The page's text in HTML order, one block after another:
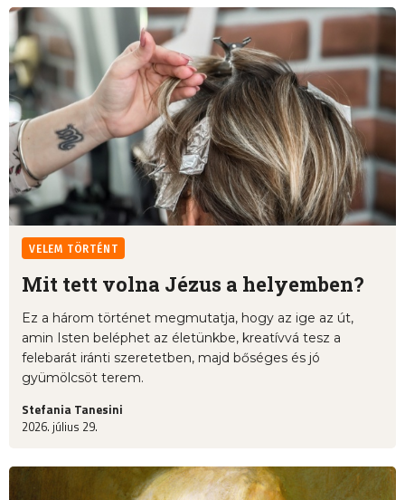
VELEM TÖRTÉNT
Mit tett volna Jézus a helyemben?
Ez a három történet megmutatja, hogy az ige az út,
amin Isten beléphet az életünkbe, kreatívvá tesz a
felebarát iránti szeretetben, majd bőséges és jó
gyümölcsöt terem.
Stefania Tanesini
2026. július 29.